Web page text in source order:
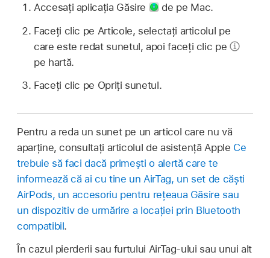
Accesați aplicația Găsire
de pe Mac.
Faceți clic pe Articole, selectați articolul pe
care este redat sunetul, apoi faceți clic pe
pe hartă.
Faceți clic pe Opriți sunetul.
Pentru a reda un sunet pe un articol care nu vă
aparține, consultați articolul de asistență Apple Ce
trebuie să faci dacă primești o alertă care te
informează că ai cu tine un AirTag, un set de căști
AirPods, un accesoriu pentru rețeaua Găsire sau
un dispozitiv de urmărire a locației prin Bluetooth
compatibil.
În cazul pierderii sau furtului AirTag‑ului sau unui alt